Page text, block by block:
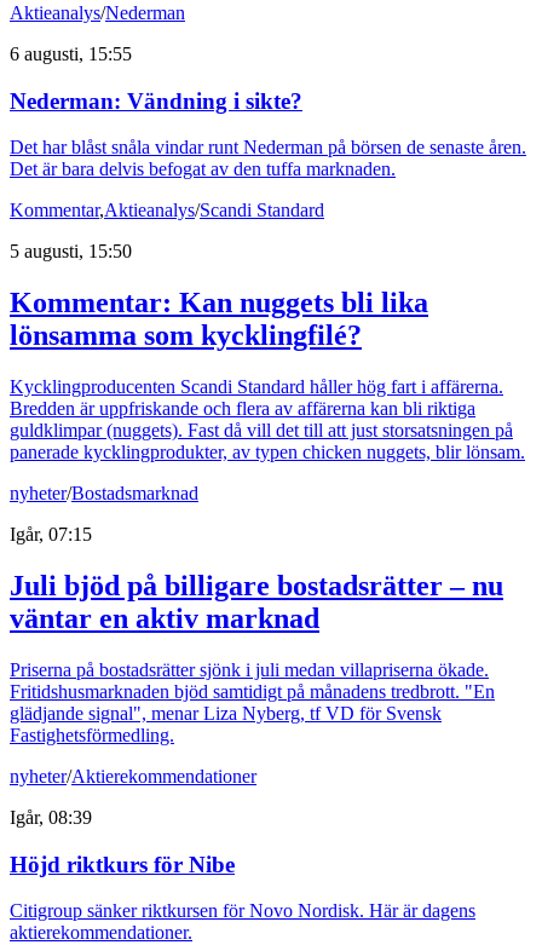
Aktieanalys/Nederman
6 augusti, 15:55
Nederman: Vändning i sikte?
Det har blåst snåla vindar runt Nederman på börsen de senaste åren.
Det är bara delvis befogat av den tuffa marknaden.
Kommentar,Aktieanalys/Scandi Standard
5 augusti, 15:50
Kommentar: Kan nuggets bli lika
lönsamma som kycklingfilé?
Kycklingproducenten Scandi Standard håller hög fart i affärerna.
Bredden är uppfriskande och flera av affärerna kan bli riktiga
guldklimpar (nuggets). Fast då vill det till att just storsatsningen på
panerade kycklingprodukter, av typen chicken nuggets, blir lönsam.
nyheter/Bostadsmarknad
Igår, 07:15
Juli bjöd på billigare bostadsrätter – nu
väntar en aktiv marknad
Priserna på bostadsrätter sjönk i juli medan villapriserna ökade.
Fritidshusmarknaden bjöd samtidigt på månadens tredbrott. "En
glädjande signal", menar Liza Nyberg, tf VD för Svensk
Fastighetsförmedling.
nyheter/Aktierekommendationer
Igår, 08:39
Höjd riktkurs för Nibe
Citigroup sänker riktkursen för Novo Nordisk. Här är dagens
aktierekommendationer.